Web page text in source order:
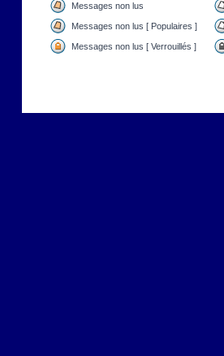
Messages non lus
Messages non lus [ Populaires ]
Messages non lus [ Verrouillés ]